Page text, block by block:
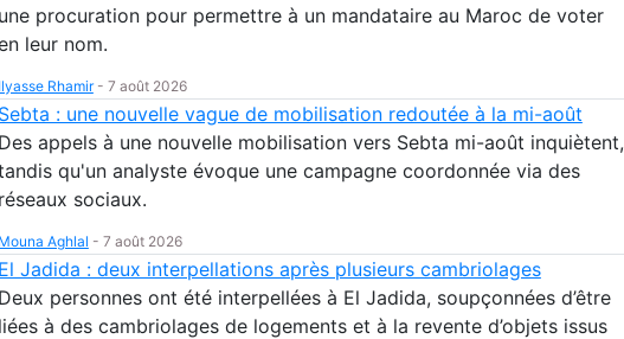
une procuration pour permettre à un mandataire au Maroc de voter
leur nom.
Ilyasse Rhamir- 7 août 2026
Sebta : une nouvelle vague de mobilisation redoutée à la mi-août
Des appels à une nouvelle mobilisation vers Sebta mi-août inquiètent,
qu'un analyste évoque une campagne coordonnée via des
réseaux sociaux.
Mouna Aghlal - 7 août 2026
El Jadida : deux interpellations après plusieurs cambriolages
Deux personnes ont été interpellées à El Jadida, soupçonnées d’être
liées à des cambriolages de logements et à la revente d’objets issus